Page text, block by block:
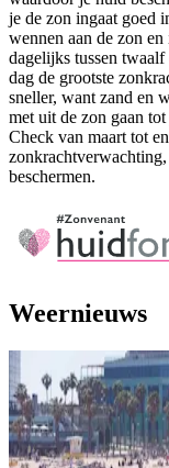
je de zon ingaat goed
wennen aan de zon
dagelijks tussen
dag de grootste
sneller, want zand en
met uit de zon gaan
Check van maart tot
beschermen.
Weernieuws